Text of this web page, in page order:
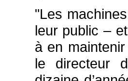
"Les
leur public –
à en
le directeur